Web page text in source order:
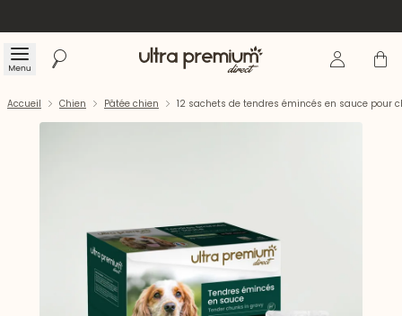
Menu Rechercher Accueil Se Panier
Accueil Chien Pâtée chien 12 sachets de tendres émincés en sauce pour